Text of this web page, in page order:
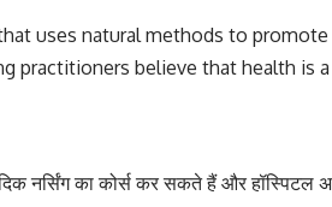
uses natural methods to
practitioners believe that health
नर्सिंग का कोर्स कर सकते हैं और